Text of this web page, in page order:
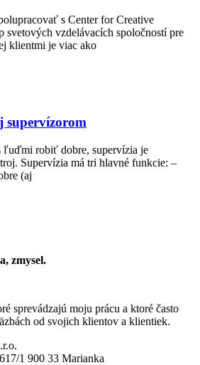
s Center for Creative
svetových vzdelávacích spoločností pre
klientmi je viac ako
supervízorom
ľuďmi robiť dobre, supervízia je
Supervízia má tri hlavné funkcie: –
(aj
zmysel.
sprevádzajú moju prácu a ktoré často
od svojich klientov a klientiek.
1 900 33 Marianka